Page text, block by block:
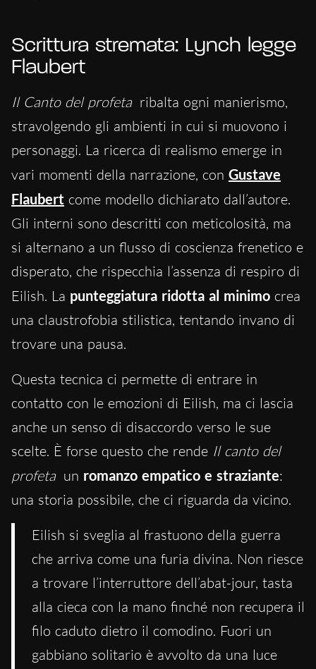
Scrittura stremata: Lynch legge
Flaubert
Il Canto del profeta ribalta ogni manierismo,
stravolgendo gli ambienti in cui si muovono i
personaggi. La ricerca di realismo emerge in
vari momenti della narrazione, con Gustave
Flaubert come modello dichiarato dall’autore.
Gli interni sono descritti con meticolosità, ma
si alternano a un flusso di coscienza frenetico e
disperato, che rispecchia l’assenza di respiro di
Eilish. La punteggiatura ridotta al minimo crea
una claustrofobia stilistica, tentando invano di
trovare una pausa.
Questa tecnica ci permette di entrare in
contatto con le emozioni di Eilish, ma ci lascia
anche un senso di disaccordo verso le sue
scelte. È forse questo che rende Il canto del
profeta un romanzo empatico e straziante:
una storia possibile, che ci riguarda da vicino.
Eilish si sveglia al frastuono della guerra
che arriva come una furia divina. Non riesce
a trovare l’interruttore dell’abat-jour, tasta
alla cieca con la mano finché non recupera il
filo caduto dietro il comodino. Fuori un
gabbiano solitario è avvolto da una luce